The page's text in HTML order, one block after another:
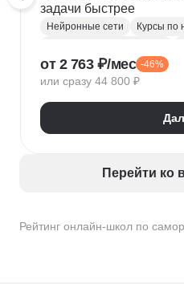
Рейтинг онлайн-школ по
задачи быстрее
Нейронные сети
Курсы по
Автоматизация процессов
от 2 763 ₽/мес -46%
или сразу 44 800 ₽
Перейти ко